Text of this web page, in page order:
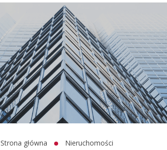
Strona główna Nieruchomości